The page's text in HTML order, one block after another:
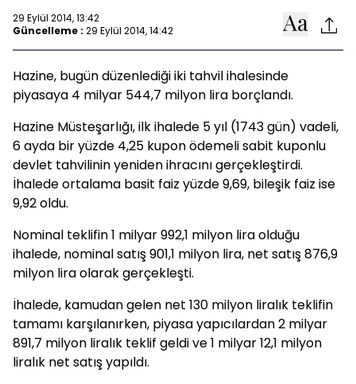
29 Eylül 2014, 13:42
Güncelleme : 29 Eylül 2014, 14:42
Hazine, bugün düzenlediği iki tahvil ihalesinde
piyasaya 4 milyar 544,7 milyon lira borçlandı.
Hazine Müsteşarlığı, ilk ihalede 5 yıl (1743 gün) vadeli,
6 ayda bir yüzde 4,25 kupon ödemeli sabit kuponlu
devlet tahvilinin yeniden ihracını gerçekleştirdi.
İhalede ortalama basit faiz yüzde 9,69, bileşik faiz ise
9,92 oldu.
Nominal teklifin 1 milyar 992,1 milyon lira olduğu
ihalede, nominal satış 901,1 milyon lira, net satış 876,9
milyon lira olarak gerçekleşti.
İhalede, kamudan gelen net 130 milyon liralık teklifin
tamamı karşılanırken, piyasa yapıcılardan 2 milyar
891,7 milyon liralık teklif geldi ve 1 milyar 12,1 milyon
liralık net satış yapıldı.